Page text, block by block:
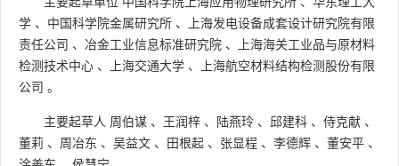
学 、 中国科学院金属研究所 、
上海发电设备成套设计研究院有限
责任公司 、 冶金工业信息标准研究院 、
上海海关工业品与原材料
检测技术中心 、 上海交通大学 、
上海航空材料结构检测股份有限
公司 。
主要起草人 周伯谋 、 王润梓 、 陆燕玲 、 邱建科 、 侍克献 、
董莉 、 周冶东 、 吴益文 、 田根起 、 张显程 、 李德辉 、 董安平 、